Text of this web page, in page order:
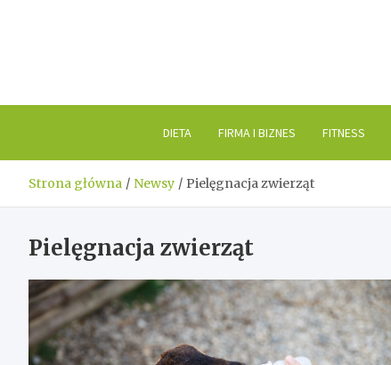
DIETA FIRMA I BIZNES FITNESS
Strona główna Newsy Pielęgnacja zwierząt
Pielęgnacja zwierząt